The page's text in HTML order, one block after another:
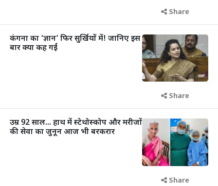
Share
कंगना का ‘ज्ञान’ फिर सुर्खियों में! जानिए इस
बार क्या कह गईं
Share
उम्र 92 साल... हाथ में स्टेथोस्कोप और मरीजों
की सेवा का जुनून आज भी बरकरार
Share